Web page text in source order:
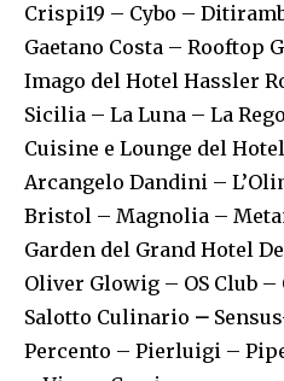
Crispi19 – Cybo –
Gaetano Costa – Rooftop
Imago del Hotel Hassler
Sicilia – La Luna – La
Cuisine e Lounge del
Arcangelo Dandini –
Bristol – Magnolia –
Garden del Grand Hotel
Oliver Glowig – OS Club
Salotto Culinario –
Percento – Pierluigi –